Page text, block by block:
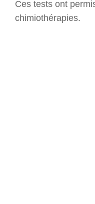
Ces tests ont
chimiothérapies.